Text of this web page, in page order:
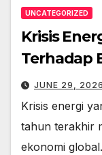
UNCATEGORIZED
Krisis
Terhadap
JUNE 29, 2026
Krisis energi
tahun terakhir
ekonomi